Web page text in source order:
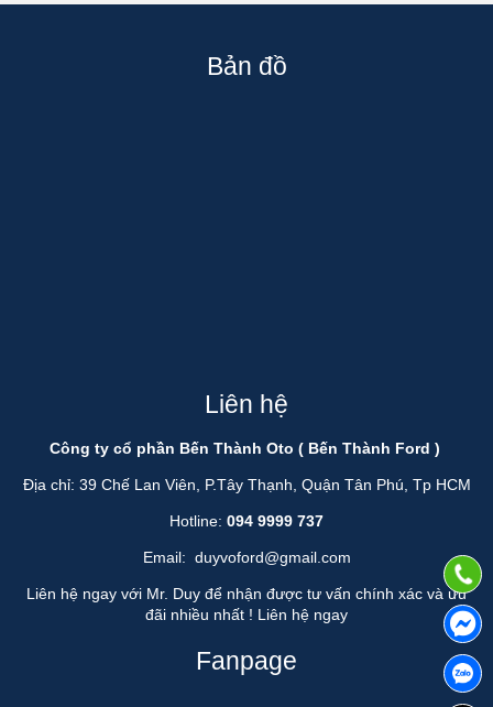
Bản đồ
Liên hệ
Công ty cổ phần Bến Thành Oto ( Bến Thành Ford )
Địa chỉ: 39 Chế Lan Viên, P.Tây Thạnh, Quận Tân Phú, Tp HCM
Hotline: 094 9999 737
Email: duyvoford@gmail.com
Liên hệ ngay với Mr. Duy để nhận được tư vấn chính xác và ưu
đãi nhiều nhất ! Liên hệ ngay
Fanpage